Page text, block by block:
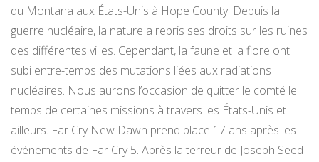
du Montana aux États-Unis à Hope County. Depuis la
guerre nucléaire, la nature a repris ses droits sur les ruines
des différentes villes. Cependant, la faune et la flore ont
subi entre-temps des mutations liées aux radiations
nucléaires. Nous aurons l’occasion de quitter le comté le
temps de certaines missions à travers les États-Unis et
ailleurs. Far Cry New Dawn prend place 17 ans après les
événements de Far Cry 5. Après la terreur de Joseph Seed